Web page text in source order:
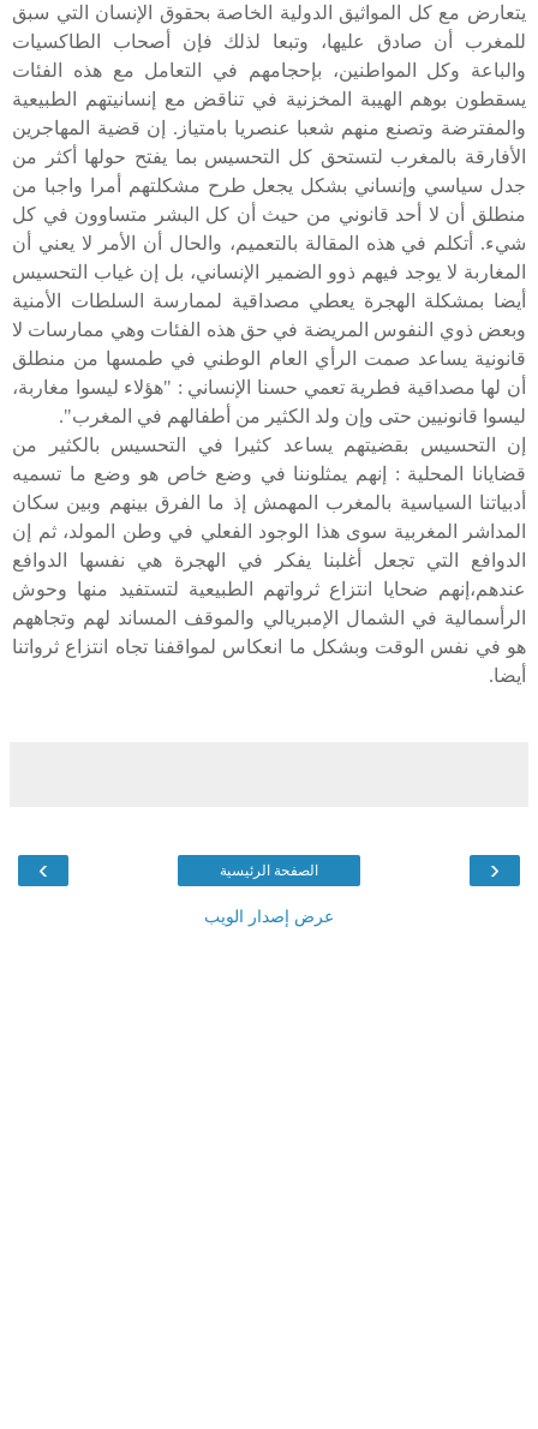
يتعارض مع كل المواثيق الدولية الخاصة بحقوق الإنسان التي سبق
للمغرب أن صادق عليها، وتبعا لذلك فإن أصحاب الطاكسيات
والباعة وكل المواطنين، بإحجامهم في التعامل مع هذه الفئات
يسقطون بوهم الهيبة المخزنية في تناقض مع إنسانيتهم الطبيعية
والمفترضة وتصنع منهم شعبا عنصريا بامتياز. إن قضية المهاجرين
الأفارقة بالمغرب لتستحق كل التحسيس بما يفتح حولها أكثر من
جدل سياسي وإنساني بشكل يجعل طرح مشكلتهم أمرا واجبا من
منطلق أن لا أحد قانوني من حيث أن كل البشر متساوون في كل
شيء. أتكلم في هذه المقالة بالتعميم، والحال أن الأمر لا يعني أن
المغاربة لا يوجد فيهم ذوو الضمير الإنساني، بل إن غياب التحسيس
أيضا بمشكلة الهجرة يعطي مصداقية لممارسة السلطات الأمنية
وبعض ذوي النفوس المريضة في حق هذه الفئات وهي ممارسات لا
قانونية يساعد صمت الرأي العام الوطني في طمسها من منطلق
أن لها مصداقية فطرية تعمي حسنا الإنساني : "هؤلاء ليسوا مغاربة،
ليسوا قانونيين حتى وإن ولد الكثير من أطفالهم في المغرب".
إن التحسيس بقضيتهم يساعد كثيرا في التحسيس بالكثير من
قضايانا المحلية : إنهم يمثلوننا في وضع خاص هو وضع ما تسميه
أدبياتنا السياسية بالمغرب المهمش إذ ما الفرق بينهم وبين سكان
المداشر المغربية سوى هذا الوجود الفعلي في وطن المولد، ثم إن
الدوافع التي تجعل أغلبنا يفكر في الهجرة هي نفسها الدوافع
عندهم،إنهم ضحايا انتزاع ثرواتهم الطبيعية لتستفيد منها وحوش
الرأسمالية في الشمال الإمبريالي والموقف المساند لهم وتجاههم
هو في نفس الوقت وبشكل ما انعكاس لمواقفنا تجاه انتزاع ثرواتنا
أيضا.
‹
› الصفحة الرئيسية
عرض إصدار الويب